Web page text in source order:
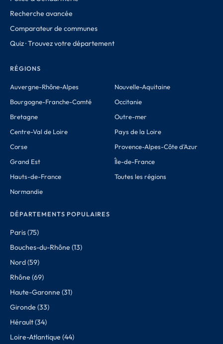
Recherche avancée
Comparateur de communes
Quiz · Trouvez votre département
RÉGIONS
Auvergne-Rhône-Alpes
Bourgogne-Franche-Comté
Bretagne
Centre-Val de Loire
Corse
Grand Est
Hauts-de-France
Normandie
Nouvelle-Aquitaine
Occitanie
Outre-mer
Pays de la Loire
Provence-Alpes-Côte d'Azur
Île-de-France
Toutes les régions
DÉPARTEMENTS POPULAIRES
Paris (75)
Bouches-du-Rhône (13)
Nord (59)
Rhône (69)
Haute-Garonne (31)
Gironde (33)
Hérault (34)
Loire-Atlantique (44)